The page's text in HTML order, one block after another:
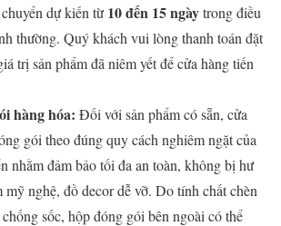
dự kiến từ 10 đến 15 ngàytrong điều
thường. Quý khách vui lòng thanh toán đặt
trị sản phẩm đã niêm yết để cửa hàng tiến
hàng hóa: Đối với sản phẩm có sẵn, cửa
gói theo đúng quy cách nghiêm ngặt của
nhằm đảm bảo tối đa an toàn, không bị hư
mỹ nghệ, đồ decor dễ vỡ. Do tính chất chèn
sốc, hộp đóng gói bên ngoài có thể